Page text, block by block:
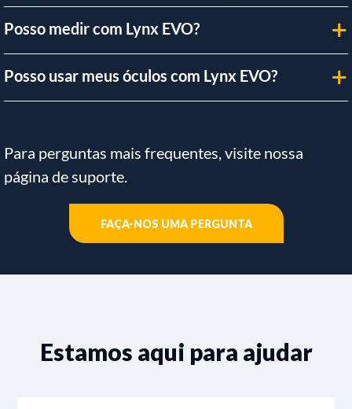
Posso medir com Lynx EVO?
Posso usar meus óculos com Lynx EVO?
Para perguntas mais frequentes, visite nossa
página de suporte.
FAÇA-NOS UMA PERGUNTA
Estamos aqui para ajudar